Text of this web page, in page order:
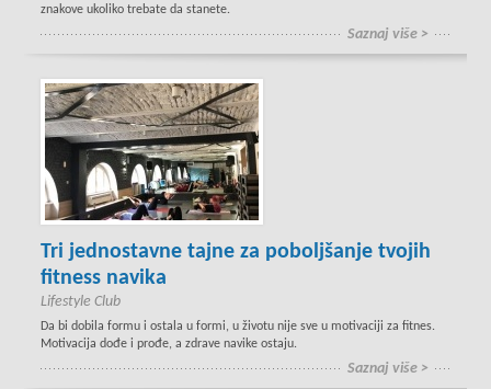
znakove ukoliko trebate da stanete.
Saznaj više >
Tri jednostavne tajne za poboljšanje tvojih
fitness navika
Lifestyle Club
Da bi dobila formu i ostala u formi, u životu nije sve u motivaciji za fitnes.
Motivacija dođe i prođe, a zdrave navike ostaju.
Saznaj više >